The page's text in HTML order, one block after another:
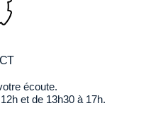
écoute.
et de 13h30 à 17h.